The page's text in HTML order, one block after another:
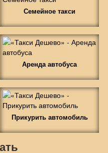
Семейное такси
Аренда автобуса
Прикурить автомобиль